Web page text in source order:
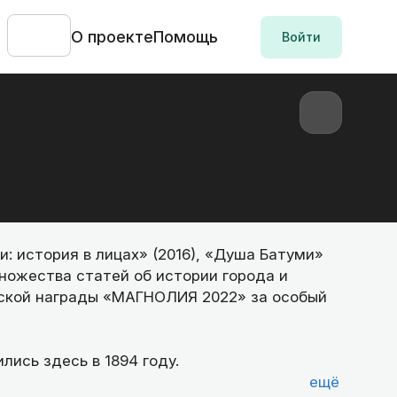
О проектеПомощь Войти
история в лицах» (2016), «Душа Батуми»
статей об истории города и
награды «МАГНОЛИЯ 2022» за особый
здесь в 1894 году.
ещё